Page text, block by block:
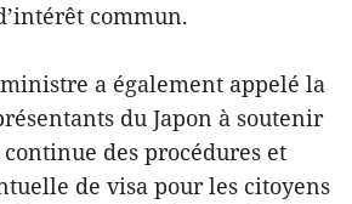
commun.
a également appelé la
du Japon à soutenir
des procédures et
de visa pour les citoyens